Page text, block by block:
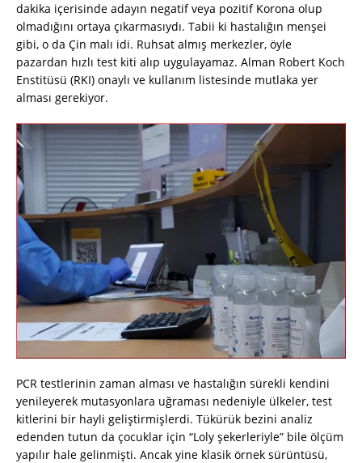
dakika içerisinde adayın negatif veya pozitif Korona olup
olmadığını ortaya çıkarmasıydı. Tabii ki hastalığın menşei
gibi, o da Çin malı idi. Ruhsat almış merkezler, öyle
pazardan hızlı test kiti alıp uygulayamaz. Alman Robert Koch
Enstitüsü (RKI) onaylı ve kullanım listesinde mutlaka yer
alması gerekiyor.
PCR testlerinin zaman alması ve hastalığın sürekli kendini
yenileyerek mutasyonlara uğraması nedeniyle ülkeler, test
kitlerini bir hayli geliştirmişlerdi. Tükürük bezini analiz
edenden tutun da çocuklar için “Loly şekerleriyle” bile ölçüm
yapılır hale gelinmişti. Ancak yine klasik örnek sürüntüsü,